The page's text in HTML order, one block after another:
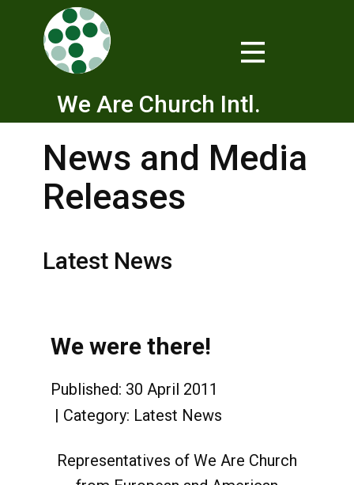
We Are Church Intl.
News and Media
Releases
Latest News
We were there!
Published: 30 April 2011
Category: Latest News
Representatives of We Are Church